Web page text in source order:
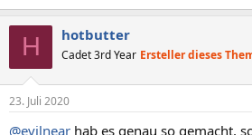
H hotbutter
Cadet 3rd Year Ersteller dieses
23. Juli 2020
@evilnear hab es genau so gemacht,